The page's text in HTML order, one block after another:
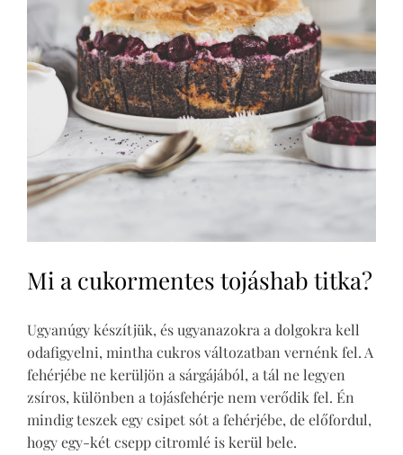
Mi a cukormentes tojáshab titka?
Ugyanúgy készítjük, és ugyanazokra a dolgokra kell
odafigyelni, mintha cukros változatban vernénk fel. A
fehérjébe ne kerüljön a sárgájából, a tál ne legyen
zsíros, különben a tojásfehérje nem verődik fel. Én
mindig teszek egy csipet sót a fehérjébe, de előfordul,
hogy egy-két csepp citromlé is kerül bele.